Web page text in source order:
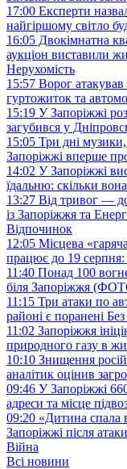
17:00 Експерти
найгіршому світло
16:05 Двокімнатна
аукціон виставили
Нерухомість
15:57 Ворог
гуртожиток та
15:19 У Запоріжжі
загубився у
15:05 Три дні
Запоріжжі вперше
14:02 У Запоріжжі
їдальню: скільки
13:27 Від тривог — до
із Запоріжжя та
Відпочинок
12:05 Місцева
працює до 19 серпня:
11:40 Понад 100
біля Запоріжжя
11:15 Три атаки по
районі є поранені Без
11:02 Запоріжжя
природного газу в
10:10 Знищення
аналітик оцінив
09:46 У Запоріжжі
адреси та місце
09:20 «Дитина спала
Запоріжжі після
Війна
Всі новини